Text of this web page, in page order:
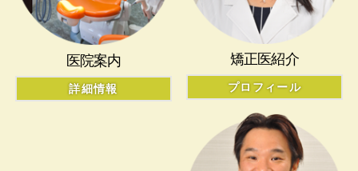
医院案内
詳細情報
矯正医紹介
プロフィール